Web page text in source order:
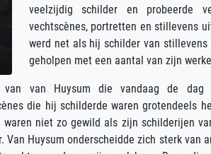
veelzijdig schilder en probeerde
vechtscènes, portretten en stillevens
werd net als hij schilder van
geholpen met een aantal van zijn
van Huysum die vandaag de dag
die hij schilderde waren grotendeels
niet zo gewild als zijn schilderijen
Huysum onderscheidde zich sterk van